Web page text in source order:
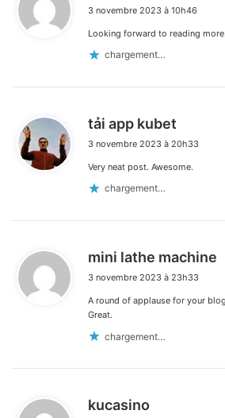
3 novembre 2023 à 10h46
Looking forward to reading
chargement…
tải app kubet
t
3 novembre 2023 à 20h33
Very neat post. Awesome.
chargement…
mini lathe machine
3 novembre 2023 à 23h33
A round of applause for your
Great.
chargement…
kucasino